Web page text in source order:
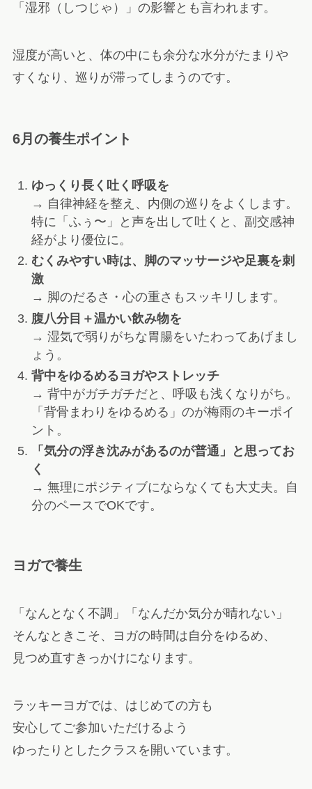
「湿邪（しつじゃ）」の影響とも言われます。
湿度が高いと、体の中にも余分な水分がたまりや
すくなり、巡りが滞ってしまうのです。
6月の養生ポイント
ゆっくり長く吐く呼吸を
→ 自律神経を整え、内側の巡りをよくします。
特に「ふぅ〜」と声を出して吐くと、副交感神
経がより優位に。
むくみやすい時は、脚のマッサージや足裏を刺
激
→ 脚のだるさ・心の重さもスッキリします。
腹八分目＋温かい飲み物を
→ 湿気で弱りがちな胃腸をいたわってあげまし
ょう。
背中をゆるめるヨガやストレッチ
→ 背中がガチガチだと、呼吸も浅くなりがち。
「背骨まわりをゆるめる」のが梅雨のキーポイ
ント。
「気分の浮き沈みがあるのが普通」と思ってお
く
→ 無理にポジティブにならなくても大丈夫。自
分のペースでOKです。
ヨガで養生
「なんとなく不調」「なんだか気分が晴れない」
そんなときこそ、ヨガの時間は自分をゆるめ、
見つめ直すきっかけになります。
ラッキーヨガでは、はじめての方も
安心してご参加いただけるよう
ゆったりとしたクラスを開いています。